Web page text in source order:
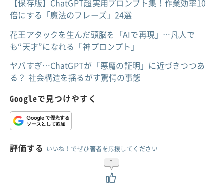
【保存版】ChatGPT超実用プロンプト集！作業効率10
倍にする「魔法のフレーズ」24選
花王アタックを生んだ頭脳を「AIで再現」…凡人で
も“天才”になれる「神プロンプト」
ヤバすぎ…ChatGPTが「悪魔の証明」に近づきつつあ
る？ 社会構造を揺るがす驚愕の事態
Googleで見つけやすく
評価する いいね！でぜひ著者を応援してください
7